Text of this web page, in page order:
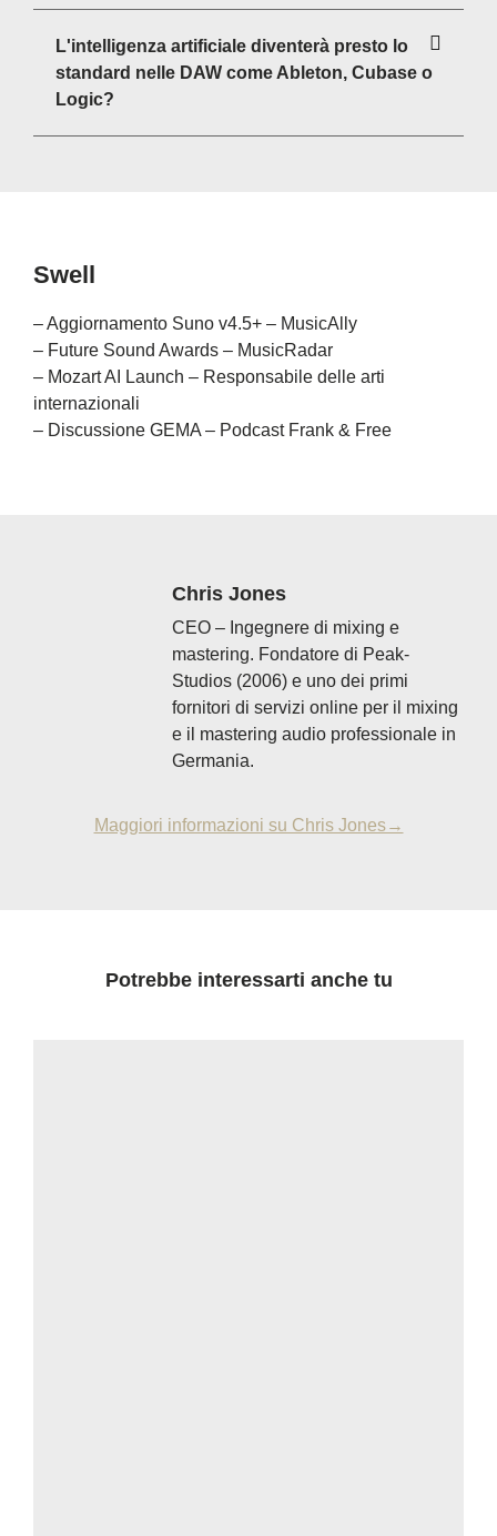
L'intelligenza artificiale diventerà presto lo
standard nelle DAW come Ableton, Cubase o
Logic?
Swell
– Aggiornamento Suno v4.5+ – MusicAlly
– Future Sound Awards – MusicRadar
– Mozart AI Launch – Responsabile delle arti
internazionali
– Discussione GEMA – Podcast Frank & Free
Chris Jones
CEO – Ingegnere di mixing e
mastering. Fondatore di Peak-
Studios (2006) e uno dei primi
fornitori di servizi online per il mixing
e il mastering audio professionale in
Germania.
Maggiori informazioni su Chris Jones→
Potrebbe interessarti anche tu